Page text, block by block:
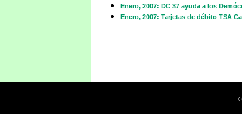
Enero, 2007: DC 37 ayuda a los
Enero, 2007: Tarjetas de débito TSA